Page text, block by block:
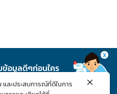
ข้อมูลดีๆก่อนใคร
X
ละประสบการณ์ที่ดีในการ